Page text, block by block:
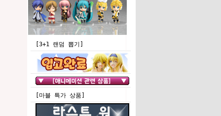
[3+1 랜덤 뽑기]
[마블 특가 상품]